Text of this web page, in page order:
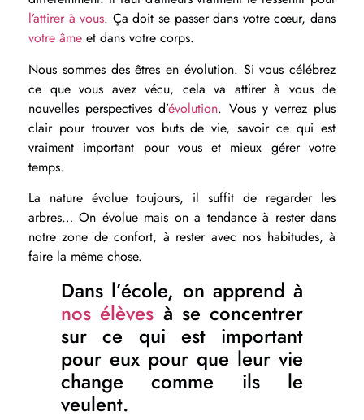
l’attirer à vous. Ça doit se passer dans votre cœur, dans
votre âme et dans votre corps.
Nous sommes des êtres en évolution. Si vous célébrez
ce que vous avez vécu, cela va attirer à vous de
nouvelles perspectives d’évolution. Vous y verrez plus
clair pour trouver vos buts de vie, savoir ce qui est
vraiment important pour vous et mieux gérer votre
temps.
La nature évolue toujours, il suffit de regarder les
arbres… On évolue mais on a tendance à rester dans
notre zone de confort, à rester avec nos habitudes, à
faire la même chose.
Dans l’école, on apprend à
nos élèves à se concentrer
sur ce qui est important
pour eux pour que leur vie
change comme ils le
veulent.